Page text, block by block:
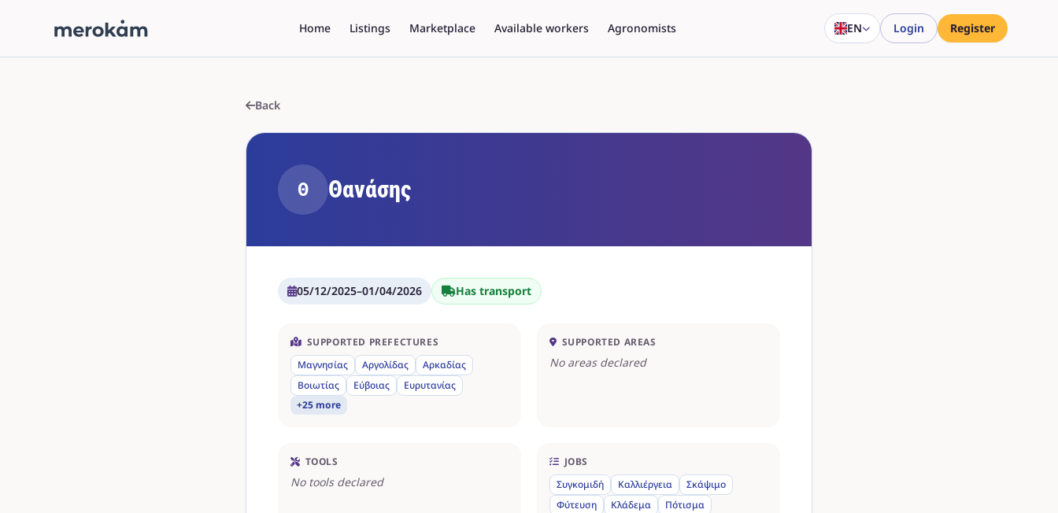
Home Listings Marketplace Available workers Agronomists EN Login Register
Back
Θ Θανάσης
05/12/2025–01/04/2026 Has transport
SUPPORTED PREFECTURES
Μαγνησίας
Αργολίδας
Αρκαδίας
Βοιωτίας
Εύβοιας
Ευρυτανίας
+25 more
SUPPORTED AREAS
No areas declared
TOOLS
No tools declared
JOBS
Συγκομιδή
Καλλιέργεια
Σκάψιμο
Φύτευση
Κλάδεμα
Πότισμα